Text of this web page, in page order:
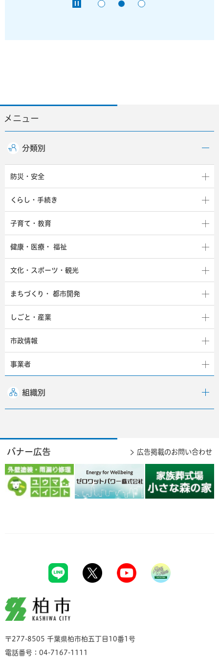
メニュー
分類別
防災・安全
くらし・手続き
子育て・教育
健康・医療・ 福祉
文化・スポーツ・観光
まちづくり・ 都市開発
しごと・産業
市政情報
事業者
組織別
バナー広告 広告掲載のお問い合わせ
柏市
〒277-8505 千葉県柏市柏五丁目10番1号
電話番号：04-7167-1111